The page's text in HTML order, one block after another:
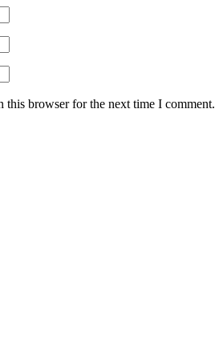
this browser for the next time I comment.